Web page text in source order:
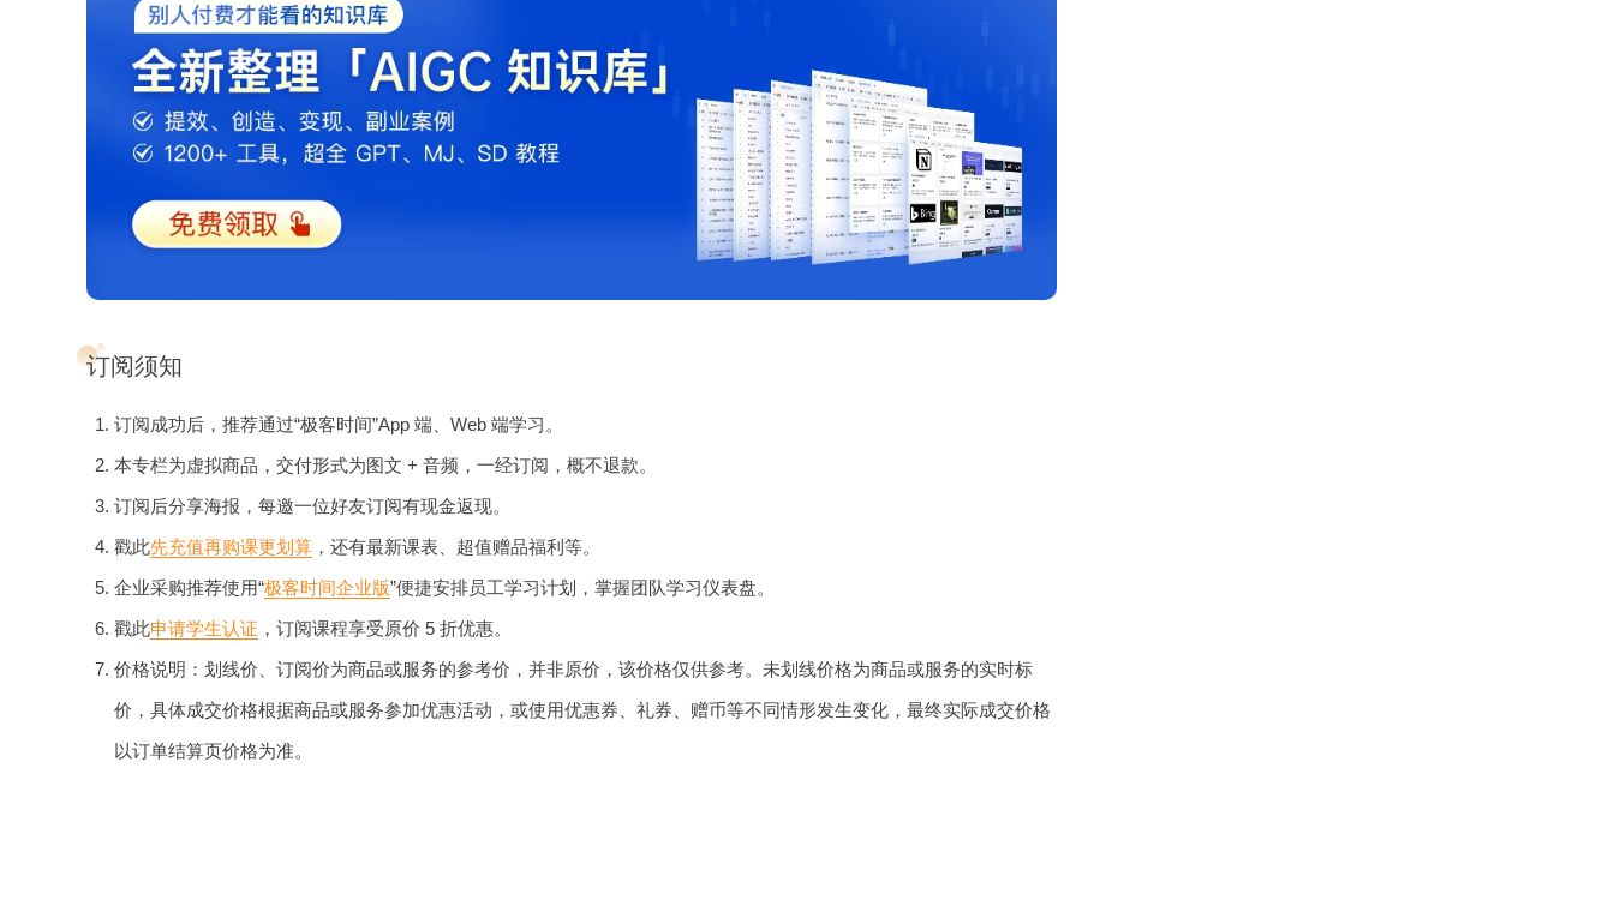
订阅须知
订阅成功后，推荐通过“极客时间”App 端、Web 端学习。
本专栏为虚拟商品，交付形式为图文 + 音频，一经订阅，概不退款。
订阅后分享海报，每邀一位好友订阅有现金返现。
戳此先充值再购课更划算 ，还有最新课表、超值赠品福利等。
企业采购推荐使用“极客时间企业版”便捷安排员工学习计划，掌握团队学习仪表盘。
戳此申请学生认证 ，订阅课程享受原价 5 折优惠。
价格说明：划线价、订阅价为商品或服务的参考价，并非原价，该价格仅供参考。未划线价格为商品或服务的实时标
价，具体成交价格根据商品或服务参加优惠活动，或使用优惠券、礼券、赠币等不同情形发生变化，最终实际成交价格
以订单结算页价格为准。